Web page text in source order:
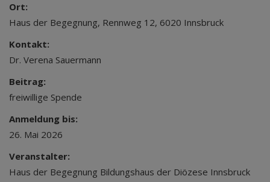
Ort:
Haus der Begegnung, Rennweg 12, 6020 Innsbruck
Kontakt:
Dr. Verena Sauermann
Beitrag:
freiwillige Spende
Anmeldung bis:
26. Mai 2026
Veranstalter:
Haus der Begegnung Bildungshaus der Diözese Innsbruck